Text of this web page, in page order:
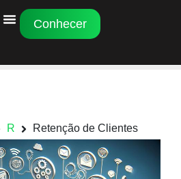
Conhecer
R Retenção de Clientes